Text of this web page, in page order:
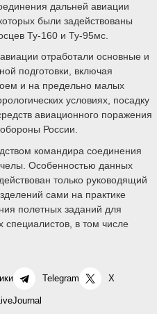
дальней авиации
были задействованы
Ту-160 и Ту-95мс.
отработали основные и
подготовки, включая
и на предельно малых
условиях, посадку
авиационного поражения
России.
командира соединения
Особенностью данных
только руководящий
сами на практике
полетных заданий для
в том числе
Telegram X
LiveJournal